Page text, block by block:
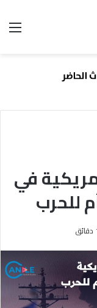
في
للحرب